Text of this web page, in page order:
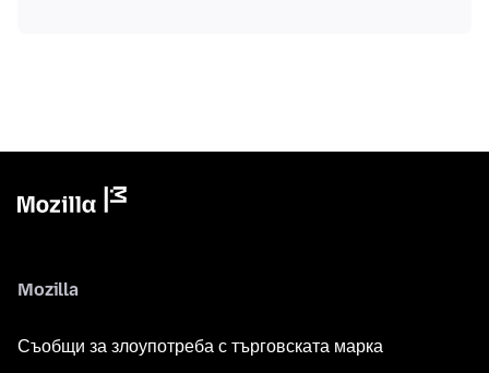
Mozilla
Съобщи за злоупотреба с търговската марка